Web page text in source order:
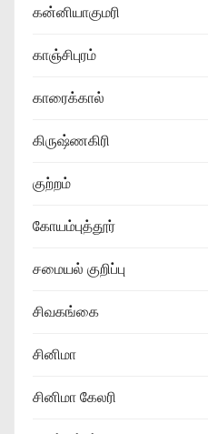
கன்னியாகுமரி
காஞ்சிபுரம்
காரைக்கால்
கிருஷ்ணகிரி
குற்றம்
கோயம்புத்தூர்
சமையல் குறிப்பு
சிவகங்கை
சினிமா
சினிமா கேலரி